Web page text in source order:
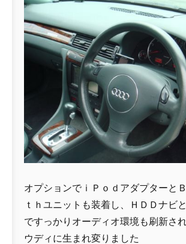
オプションでｉＰｏｄアダプターと
ｔｈユニットも装着し、ＨＤＤナビ
ですっかりオーディオ環境も刷新さ
ウディに生まれ変りました